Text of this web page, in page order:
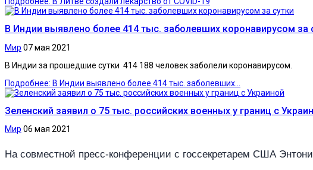
В Индии выявлено более 414 тыс. заболевших коронавирусом за
Мир 07 мая 2021
В Индии за прошедшие сутки 414 188 человек заболели коронавирусом.
Подробнее: В Индии выявлено более 414 тыс. заболевших...
Зеленский заявил о 75 тыс. российских военных у границ с
Мир 06 мая 2021
На совместной пресс-конференции с госсекретарем США